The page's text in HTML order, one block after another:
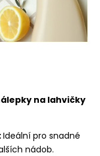
na lahvičky
Ideální pro snadné
nádob.